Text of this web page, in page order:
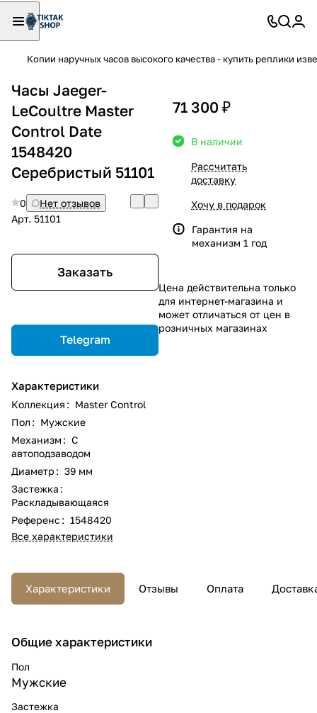
Копии наручных часов высокого качества - купить реплики
Часы Jaeger-
LeCoultre Master
Control Date
1548420
Серебристый 51101
0
Нет отзывов
Арт. 51101
Заказать
Telegram
Характеристики
Коллекция : Master Control
Пол : Мужские
Механизм : С
автоподзаводом
Диаметр : 39 мм
Застежка :
Раскладывающаяся
Референс : 1548420
Все характеристики
71 300 ₽
В наличии
Рассчитать
доставку
Хочу в подарок
Гарантия на
механизм 1 год
Цена действительна только
для интернет-магазина и
может отличаться от цен в
розничных магазинах
Характеристики Отзывы Оплата
Общие характеристики
Пол
Мужские
Застежка